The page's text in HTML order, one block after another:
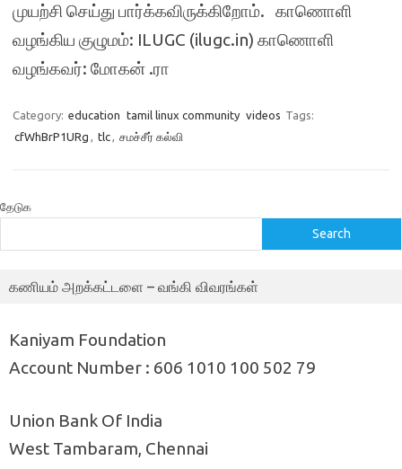
முயற்சி செய்து பார்க்கவிருக்கிறோம். காணொளி
வழங்கிய குழுமம்: ILUGC (ilugc.in) காணொளி
வழங்கவர்: மோகன் .ரா
Category: education tamil linux community videos Tags:
cfWhBrP1URg , tlc, சமச்சீர் கல்வி
தேடுக
Search
கணியம் அறக்கட்டளை – வங்கி விவரங்கள்
Kaniyam Foundation
Account Number : 606 1010 100 502 79
Union Bank Of India
West Tambaram, Chennai